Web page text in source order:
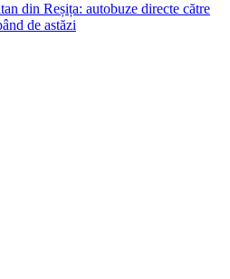
din Reșița: autobuze directe către
de astăzi